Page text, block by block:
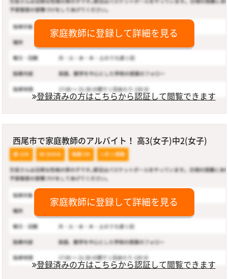
家庭教師に登録して詳細を見る
登録済みの方はこちらから認証して閲覧できます
西尾市で家庭教師のアルバイト！ 高3(女子)中2(女子)
家庭教師に登録して詳細を見る
登録済みの方はこちらから認証して閲覧できます